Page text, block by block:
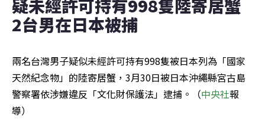
疑未經許可持有998隻陸寄居蟹
2台男在日本被捕
兩名台灣男子疑似未經許可持有998隻被日本列為「國家
天然紀念物」的陸寄居蟹，3月30日被日本沖繩縣宮古島
警察署依涉嫌違反「文化財保護法」逮捕。（中央社報
導）